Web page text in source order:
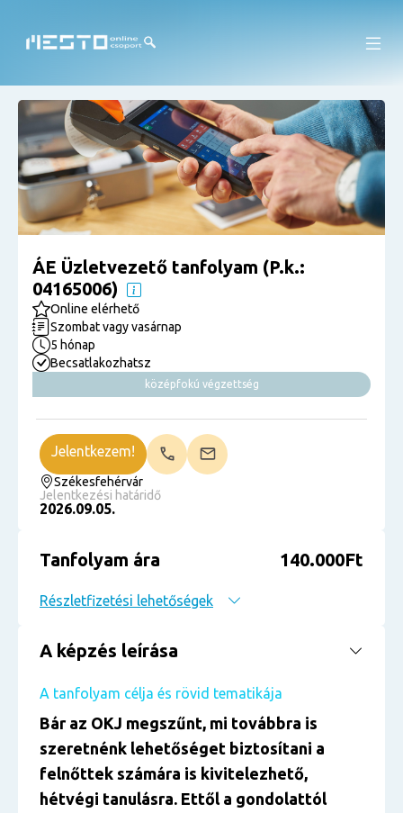
ÁE Üzletvezető tanfolyam (P.k.:
04165006)
Online elérhető
Szombat vagy vasárnap
5 hónap
Becsatlakozhatsz
középfokú végzettség
Székesfehérvár
Jelentkezési határidő
2026.09.05.
Jelentkezem!
Tanfolyam ára 140.000Ft
Részletfizetési lehetőségek
A képzés leírása
A tanfolyam célja és rövid tematikája
Bár az OKJ megszűnt, mi továbbra is
szeretnénk lehetőséget biztosítani a
felnőttek számára is kivitelezhető,
hétvégi tanulásra. Ettől a gondolattól